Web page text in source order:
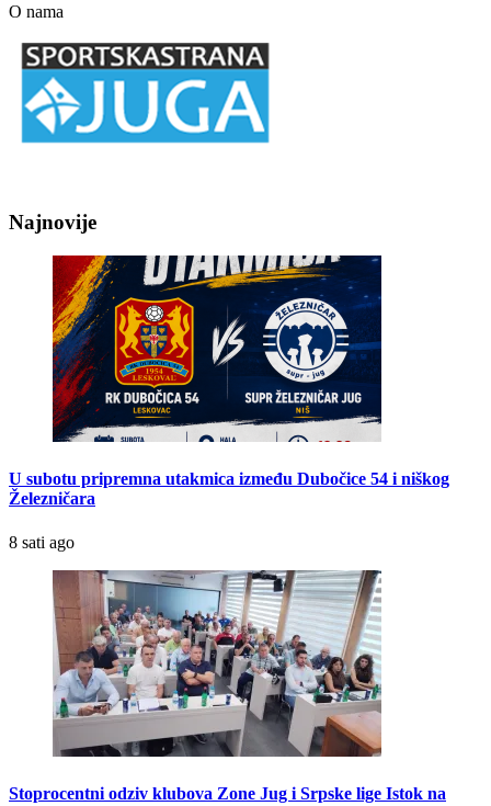
O nama
Najnovije
U subotu pripremna utakmica između Dubočice 54 i niškog
Železničara
8 sati ago
Stoprocentni odziv klubova Zone Jug i Srpske lige Istok na